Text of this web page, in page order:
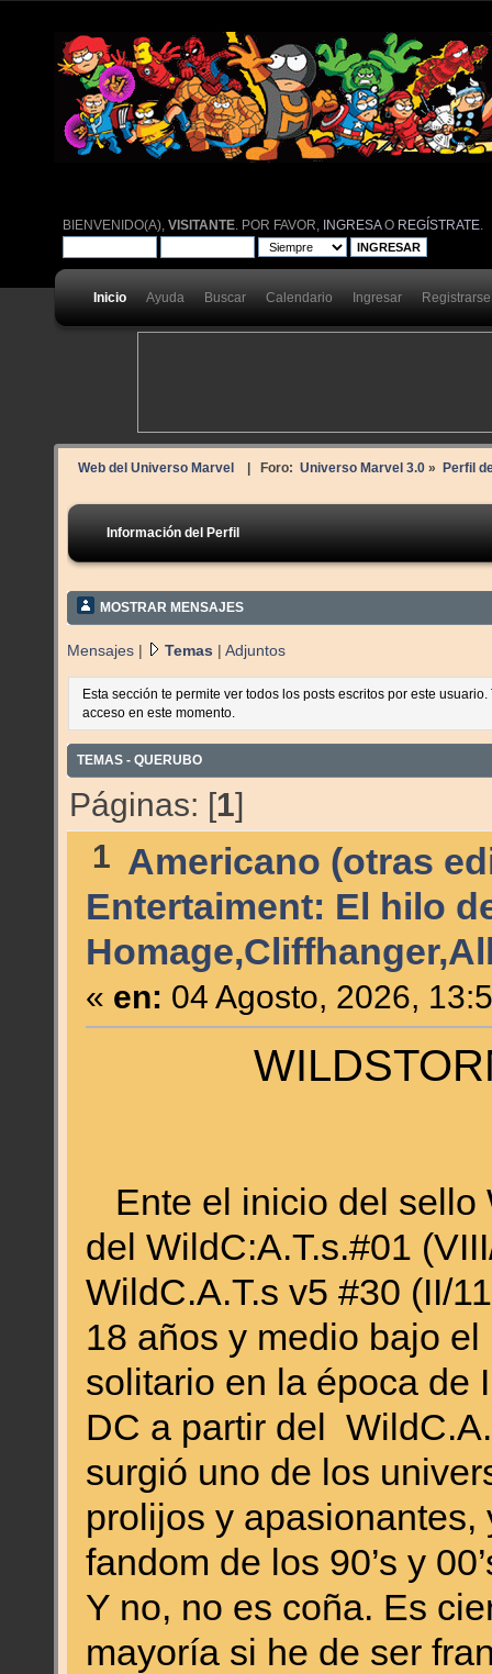
BIENVENIDO(A),VISITANTE . POR FAVOR, INGRESAO REGÍSTRATE
Inicio Ayuda Buscar Calendario Ingresar Registrarse
Web del Universo Marvel | Foro: Universo Marvel 3.0» Perfil
Información del Perfil
MOSTRAR MENSAJES
Mensajes | Temas | Adjuntos
Esta sección te permite ver todos los posts escritos por este
acceso en este momento.
TEMAS - QUERUBO
Páginas: [1]
1 Americano (otras
Entertaiment: El hilo
« en: 04 Agosto, 2026,
Ente el inicio del sello
del WildC:A.T.s.#01
WildC.A.T.s v5 #30 (II/
18 años y medio bajo
solitario en la época de
DC a partir del
surgió uno de los
prolijos y
fandom de los 90’s y
Y no, no es coña. Es
mayoría si he de ser